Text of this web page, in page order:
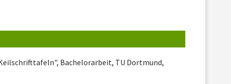
Bachelorarbeit, TU Dortmund,